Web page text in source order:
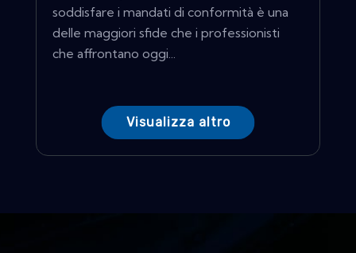
soddisfare i mandati di conformità è una
delle maggiori sfide che i professionisti
che affrontano oggi...
Visualizza altro